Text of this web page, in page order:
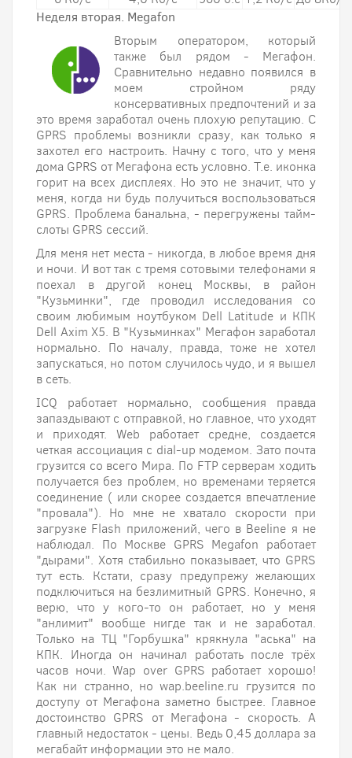
Неделя вторая. Megafon
Вторым оператором, который
также был рядом - Мегафон.
Сравнительно недавно появился в
моем стройном ряду
консервативных предпочтений и за
это время заработал очень плохую репутацию. C
GPRS проблемы возникли сразу, как только я
захотел его настроить. Начну с того, что у меня
дома GPRS от Мегафона есть условно. Т.е. иконка
горит на всех дисплеях. Но это не значит, что у
меня, когда ни будь получиться воспользоваться
GPRS. Проблема банальна, - перегружены тайм-
слоты GPRS сессий.
Для меня нет места - никогда, в любое время дня
и ночи. И вот так с тремя сотовыми телефонами я
поехал в другой конец Москвы, в район
"Кузьминки", где проводил исследования со
своим любимым ноутбуком Dell Latitude и КПК
Dell Axim X5. В "Кузьминках" Мегафон заработал
нормально. По началу, правда, тоже не хотел
запускаться, но потом случилось чудо, и я вышел
в сеть.
ICQ работает нормально, сообщения правда
запаздывают с отправкой, но главное, что уходят
и приходят. Web работает средне, создается
четкая ассоциация с dial-up модемом. Зато почта
грузится со всего Мира. По FTP серверам ходить
получается без проблем, но временами теряется
соединение ( или скорее создается впечатление
"провала"). Но мне не хватало скорости при
загрузке Flash приложений, чего в Beeline я не
наблюдал. По Москве GPRS Megafon работает
"дырами". Хотя стабильно показывает, что GPRS
тут есть. Кстати, сразу предупрежу желающих
подключиться на безлимитный GPRS. Конечно, я
верю, что у кого-то он работает, но у меня
"анлимит" вообще нигде так и не заработал.
Только на ТЦ "Горбушка" крякнула "аська" на
КПК. Иногда он начинал работать после трёх
часов ночи. Wap over GPRS работает хорошо!
Как ни странно, но wap.beeline.ru грузится по
доступу от Мегафона заметно быстрее. Главное
достоинство GPRS от Мегафона - скорость. А
главный недостаток - цены. Ведь 0,45 доллара за
мегабайт информации это не мало.